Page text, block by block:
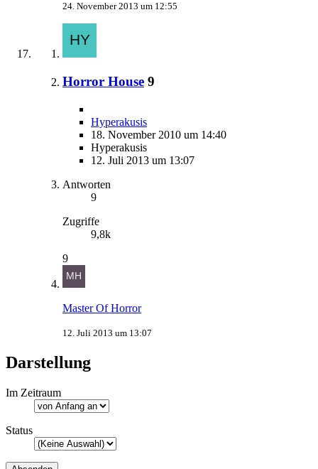
24. November 2013 um 12:55
Horror House 9
Hyperakusis
18. November 2010 um 14:40
Hyperakusis
12. Juli 2013 um 13:07
Antworten
9
Zugriffe
9,8k
9
Master Of Horror
12. Juli 2013 um 13:07
Darstellung
Im Zeitraum
Status